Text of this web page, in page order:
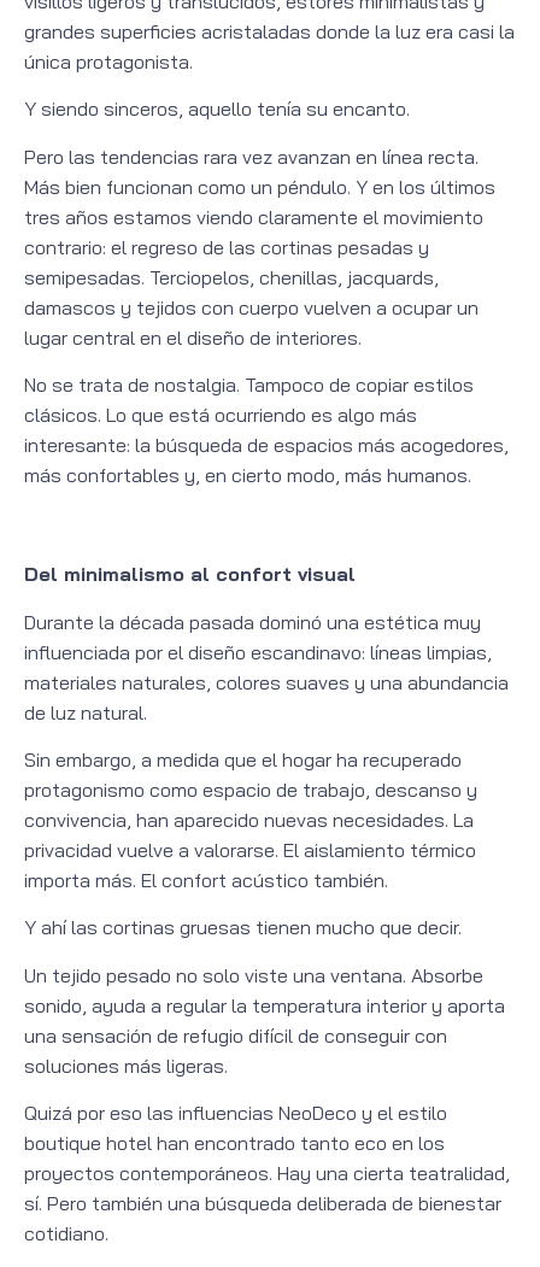
grandes superficies acristaladas donde la luz era casi la
única protagonista.
Y siendo sinceros, aquello tenía su encanto.
Pero las tendencias rara vez avanzan en línea recta.
Más bien funcionan como un péndulo. Y en los últimos
tres años estamos viendo claramente el movimiento
contrario: el regreso de las cortinas pesadas y
semipesadas. Terciopelos, chenillas, jacquards,
damascos y tejidos con cuerpo vuelven a ocupar un
lugar central en el diseño de interiores.
No se trata de nostalgia. Tampoco de copiar estilos
clásicos. Lo que está ocurriendo es algo más
interesante: la búsqueda de espacios más acogedores,
más confortables y, en cierto modo, más humanos.
Del minimalismo al confort visual
Durante la década pasada dominó una estética muy
influenciada por el diseño escandinavo: líneas limpias,
materiales naturales, colores suaves y una abundancia
de luz natural.
Sin embargo, a medida que el hogar ha recuperado
protagonismo como espacio de trabajo, descanso y
convivencia, han aparecido nuevas necesidades. La
privacidad vuelve a valorarse. El aislamiento térmico
importa más. El confort acústico también.
Y ahí las cortinas gruesas tienen mucho que decir.
Un tejido pesado no solo viste una ventana. Absorbe
sonido, ayuda a regular la temperatura interior y aporta
una sensación de refugio difícil de conseguir con
soluciones más ligeras.
Quizá por eso las influencias NeoDeco y el estilo
boutique hotel han encontrado tanto eco en los
proyectos contemporáneos. Hay una cierta teatralidad,
sí. Pero también una búsqueda deliberada de bienestar
cotidiano.